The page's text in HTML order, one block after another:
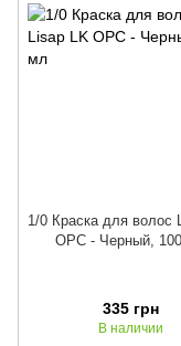
1/0 Краска для волос
OPC - Черный,
335 грн
В наличии